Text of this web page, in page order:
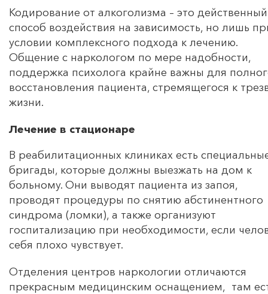
Кодирование от алкоголизма – это действенный
способ воздействия на зависимость, но лишь
условии комплексного подхода к лечению.
Общение с наркологом по мере надобности,
поддержка психолога крайне важны для
восстановления пациента, стремящегося к
жизни.
Лечение в стационаре
В реабилитационных клиниках есть
бригады, которые должны выезжать на дом к
больному. Они выводят пациента из запоя,
проводят процедуры по снятию абстинентного
синдрома (ломки), а также организуют
госпитализацию при необходимости, если
себя плохо чувствует.
Отделения центров наркологии отличаются
прекрасным медицинским оснащением, там